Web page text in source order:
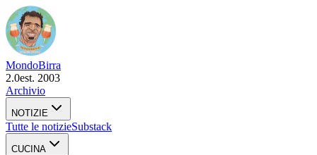
MondoBirra
2.0est. 2003
Archivio
NOTIZIE
Tutte le notizieSubstack
CUCINA